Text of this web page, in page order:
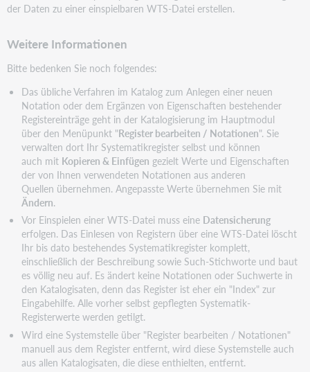
der Daten zu einer einspielbaren WTS-Datei erstellen.
Weitere Informationen
Bitte bedenken Sie noch folgendes:
Das übliche Verfahren im Katalog zum Anlegen einer neuen
Notation oder dem Ergänzen von Eigenschaften bestehender
Registereinträge geht in der Katalogisierung im Hauptmodul
über den Menüpunkt "Register bearbeiten / Notationen". Sie
verwalten dort Ihr Systematikregister selbst und können
auch mit Kopieren & Einfügen gezielt Werte und Eigenschaften
der von Ihnen verwendeten Notationen aus anderen
Quellen übernehmen. Angepasste Werte übernehmen Sie mit
Ändern.
Vor Einspielen einer WTS-Datei muss eine Datensicherung
erfolgen. Das Einlesen von Registern über eine WTS-Datei löscht
Ihr bis dato bestehendes Systematikregister komplett,
einschließlich der Beschreibung sowie Such-Stichworte und baut
es völlig neu auf. Es ändert keine Notationen oder Suchwerte in
den Katalogisaten, denn das Register ist eher ein "Index" zur
Eingabehilfe. Alle vorher selbst gepflegten Systematik-
Registerwerte werden getilgt.
Wird eine Systemstelle über "Register bearbeiten / Notationen"
manuell aus dem Register entfernt, wird diese Systemstelle auch
aus allen Katalogisaten, die diese enthielten, entfernt.